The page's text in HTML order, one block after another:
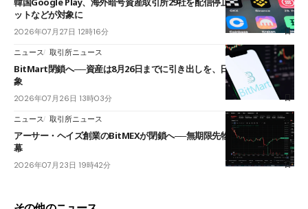
ットなどが対象に
2026年07月27日 12時16分
ニュース 取引所ニュース
BitMart閉鎖へ──資産は8月26日までに引き出しを、日本人利用者も対
象
2026年07月26日 13時03分
ニュース 取引所ニュース
アーサー・ヘイズ創業のBitMEXが閉鎖へ──無期限先物を生んだ11年に
幕
2026年07月23日 19時42分